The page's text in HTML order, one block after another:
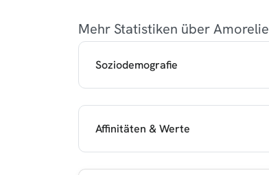
Mehr Statistiken über Amorelie
Soziodemografie
Affinitäten & Werte